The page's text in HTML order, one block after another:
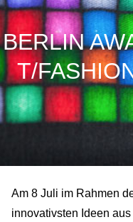
BERLIN
T/
Am 8 Juli im Rahmen
innovativsten Ideen